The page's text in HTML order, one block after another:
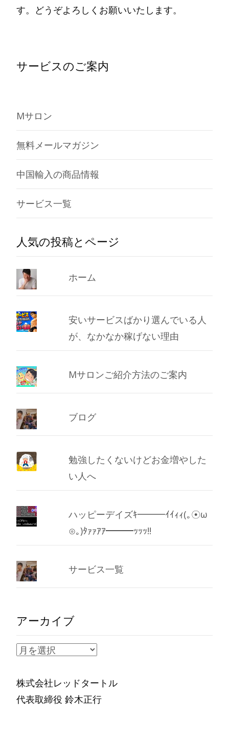
す。どうぞよろしくお願いいたします。
サービスのご案内
Mサロン
無料メールマガジン
中国輸入の商品情報
サービス一覧
人気の投稿とページ
ホーム
安いサービスばかり選んでいる人
が、なかなか稼げない理由
Mサロンご紹介方法のご案内
ブログ
勉強したくないけどお金増やした
い人へ
ハッピーデイズｷ━━━ｲｲｨｨ(｡☉ω
⊙｡)ﾀｧｧｱｱ━━━ｯｯｯ!!
サービス一覧
アーカイブ
ア
カ
イ
株式会社レッドタートル
代表取締役 鈴木正行